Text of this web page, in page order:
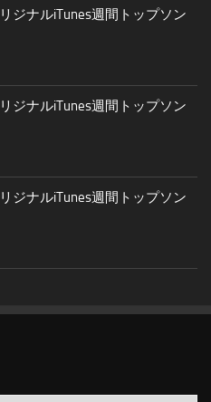
ナルiTunes週間トップソン
ナルiTunes週間トップソン
ナルiTunes週間トップソン